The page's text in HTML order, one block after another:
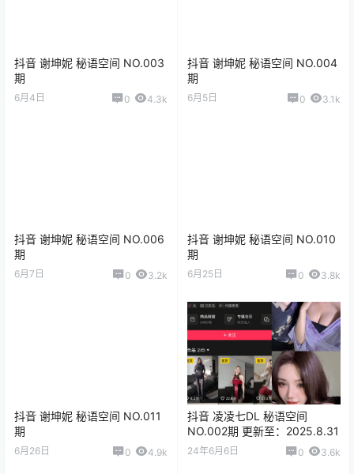
抖音 谢坤妮 秘语空间 NO.003
期
6月4日 0 4.3k
抖音 谢坤妮 秘语空间 NO.004
期
6月5日 0 3.1k
抖音 谢坤妮 秘语空间 NO.006
期
6月7日 0 3.2k
抖音 谢坤妮 秘语空间 NO.010
期
6月25日 0 3.8k
抖音 谢坤妮 秘语空间 NO.011
期
6月26日 0 4.9k
抖音 凌凌七DL 秘语空间
NO.002期 更新至：2025.8.31
24年6月6日 0 3.6k